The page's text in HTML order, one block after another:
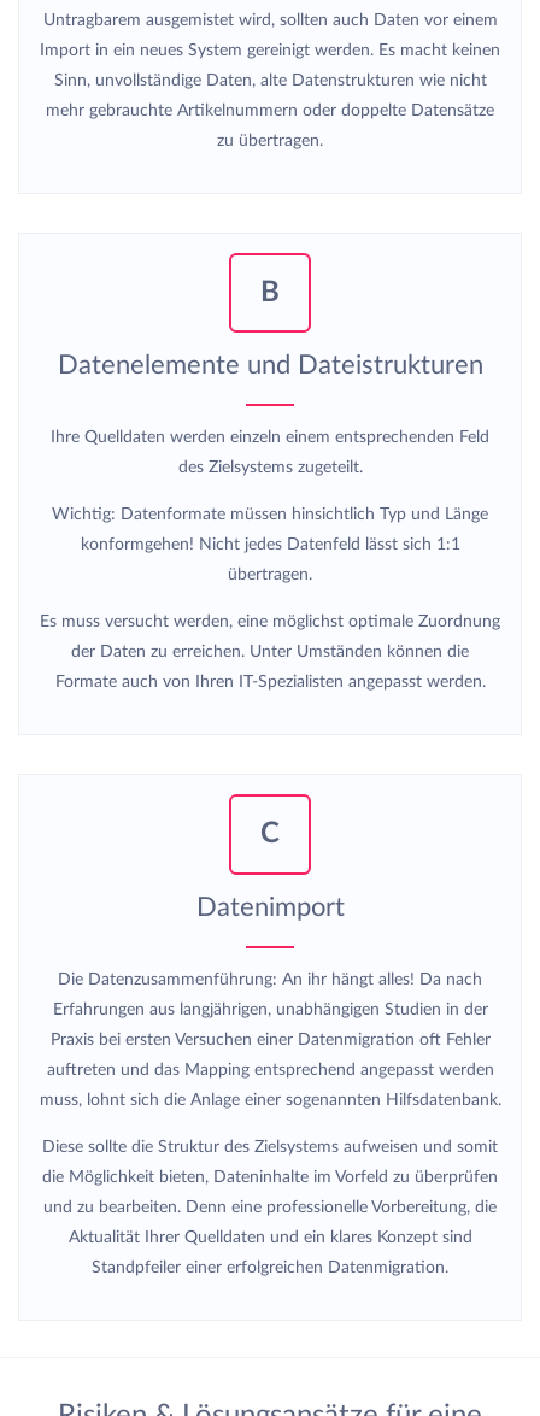
Untragbarem ausgemistet wird, sollten auch Daten vor einem
Import in ein neues System gereinigt werden. Es macht keinen
Sinn, unvollständige Daten, alte Datenstrukturen wie nicht
mehr gebrauchte Artikelnummern oder doppelte Datensätze
zu übertragen.
B
Datenelemente und Dateistrukturen
Ihre Quelldaten werden einzeln einem entsprechenden Feld
des Zielsystems zugeteilt.
Wichtig: Datenformate müssen hinsichtlich Typ und Länge
konformgehen! Nicht jedes Datenfeld lässt sich 1:1
übertragen.
Es muss versucht werden, eine möglichst optimale Zuordnung
der Daten zu erreichen. Unter Umständen können die
Formate auch von Ihren IT-Spezialisten angepasst werden.
C
Datenimport
Die Datenzusammenführung: An ihr hängt alles! Da nach
Erfahrungen aus langjährigen, unabhängigen Studien in der
Praxis bei ersten Versuchen einer Datenmigration oft Fehler
auftreten und das Mapping entsprechend angepasst werden
muss, lohnt sich die Anlage einer sogenannten Hilfsdatenbank.
Diese sollte die Struktur des Zielsystems aufweisen und somit
die Möglichkeit bieten, Dateninhalte im Vorfeld zu überprüfen
und zu bearbeiten. Denn eine professionelle Vorbereitung, die
Aktualität Ihrer Quelldaten und ein klares Konzept sind
Standpfeiler einer erfolgreichen Datenmigration.